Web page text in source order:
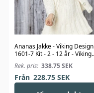
Ananas Jakke - Viking Design
1601-7 Kit - 2 - 12 år - Viking
Bjørk
Rek. pris: 338.75SEK
Från 228.75SEK